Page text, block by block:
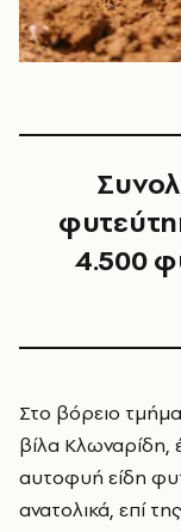
4.500
Στο βόρειο τμήμα του πάρκου, που συνορεύει με τη
βίλα Κλωναρίδη,
αυτοφυή είδη
ανατολικά, επί